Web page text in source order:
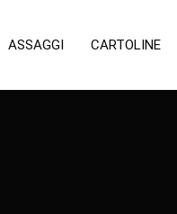
ASSAGGI CARTOLINE